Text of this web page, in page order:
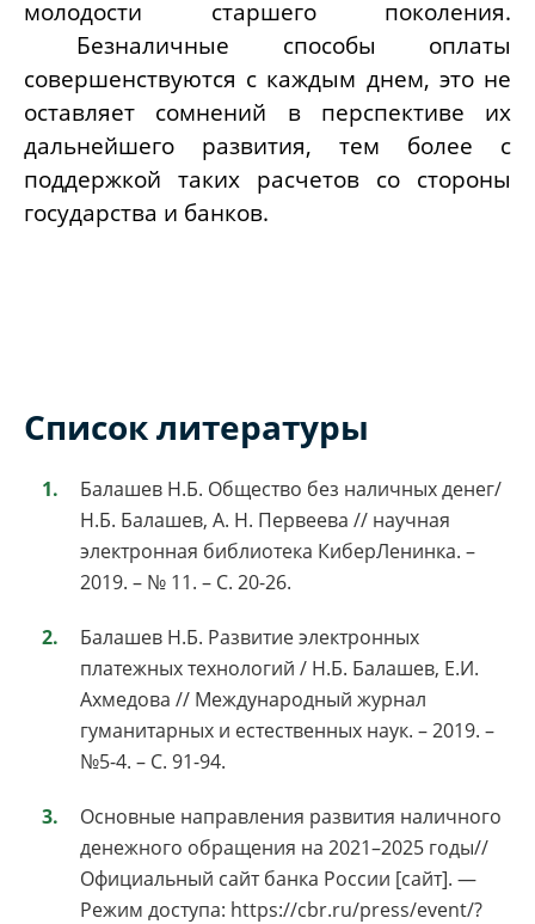
молодости старшего поколения.
Безналичные способы оплаты
совершенствуются с каждым днем, это не
оставляет сомнений в перспективе их
дальнейшего развития, тем более с
поддержкой таких расчетов со стороны
государства и банков.
Список литературы
Балашев Н.Б. Общество без наличных денег/
Н.Б. Балашев, А. Н. Первеева // научная
электронная библиотека КиберЛенинка. –
2019. – № 11. – С. 20-26.
Балашев Н.Б. Развитие электронных
платежных технологий / Н.Б. Балашев, Е.И.
Ахмедова // Международный журнал
гуманитарных и естественных наук. – 2019. –
№5-4. – С. 91-94.
Основные направления развития наличного
денежного обращения на 2021–2025 годы//
Официальный сайт банка России [сайт]. —
Режим доступа: https://cbr.ru/press/event/?